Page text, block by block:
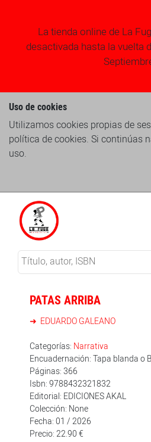
La tienda online de La
desactivada hasta la vuelta
Uso de cookies
Utilizamos cookies propias de
política de cookies. Si continúas
uso.
PATAS ARRIBA
EDUARDO GALEANO
Categorías: Narrativa
Encuadernación: Tapa blanda o
Páginas: 366
Isbn: 9788432321832
Editorial: EDICIONES AKAL
Colección: None
Fecha: 01 / 2026
Precio: 22.90 €